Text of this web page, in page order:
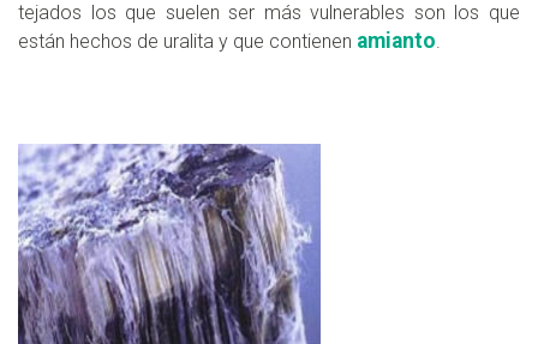
tejados los que suelen ser más vulnerables son los que
están hechos de uralita y que contienen amianto.